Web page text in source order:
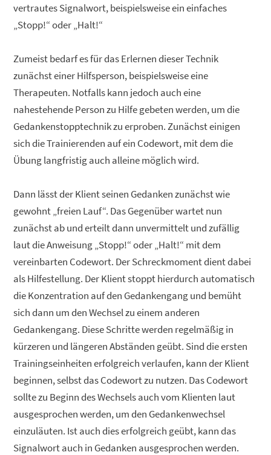
vertrautes Signalwort, beispielsweise ein einfaches
„Stopp!“ oder „Halt!“
Zumeist bedarf es für das Erlernen dieser Technik
zunächst einer Hilfsperson, beispielsweise eine
Therapeuten. Notfalls kann jedoch auch eine
nahestehende Person zu Hilfe gebeten werden, um die
Gedankenstopptechnik zu erproben. Zunächst einigen
sich die Trainierenden auf ein Codewort, mit dem die
Übung langfristig auch alleine möglich wird.
Dann lässt der Klient seinen Gedanken zunächst wie
gewohnt „freien Lauf“. Das Gegenüber wartet nun
zunächst ab und erteilt dann unvermittelt und zufällig
laut die Anweisung „Stopp!“ oder „Halt!“ mit dem
vereinbarten Codewort. Der Schreckmoment dient dabei
als Hilfestellung. Der Klient stoppt hierdurch automatisch
die Konzentration auf den Gedankengang und bemüht
sich dann um den Wechsel zu einem anderen
Gedankengang. Diese Schritte werden regelmäßig in
kürzeren und längeren Abständen geübt. Sind die ersten
Trainingseinheiten erfolgreich verlaufen, kann der Klient
beginnen, selbst das Codewort zu nutzen. Das Codewort
sollte zu Beginn des Wechsels auch vom Klienten laut
ausgesprochen werden, um den Gedankenwechsel
einzuläuten. Ist auch dies erfolgreich geübt, kann das
Signalwort auch in Gedanken ausgesprochen werden.